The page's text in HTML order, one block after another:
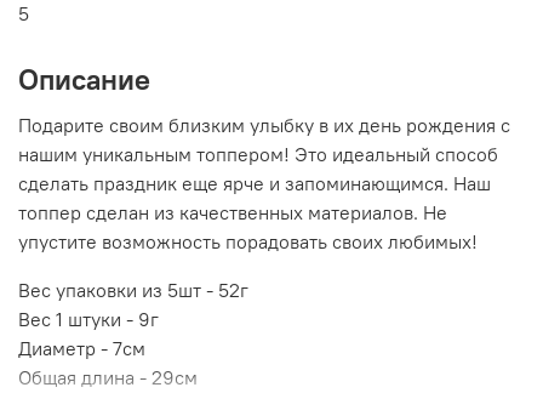
5
Описание
Подарите своим близким улыбку в их день рождения с
нашим уникальным топпером! Это идеальный способ
сделать праздник еще ярче и запоминающимся. Наш
топпер сделан из качественных материалов. Не
упустите возможность порадовать своих любимых!
Вес упаковки из 5шт - 52г
Вес 1 штуки - 9г
Диаметр - 7см
Общая длина - 29см